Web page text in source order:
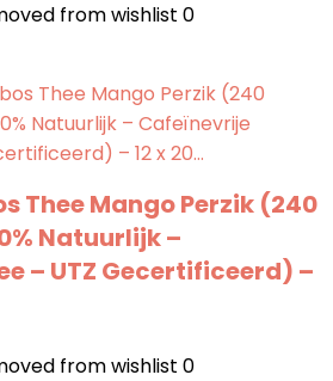
from wishlist 0
Thee Mango Perzik (240
Natuurlijk –
– UTZ Gecertificeerd) –
from wishlist 0